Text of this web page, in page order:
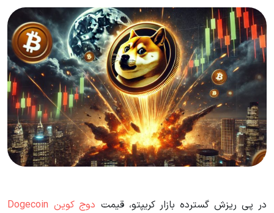
در پی ریزش گسترده بازار کریپتو، قیمت دوج کوین Dogecoin